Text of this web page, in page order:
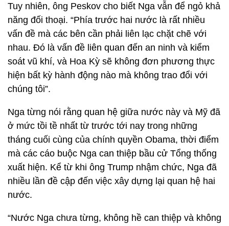
Tuy nhiên, ông Peskov cho biết Nga vẫn để ngỏ khả
năng đối thoại. “Phía trước hai nước là rất nhiều
vấn đề mà các bên cần phải liên lạc chặt chẽ với
nhau. Đó là vấn đề liên quan đến an ninh và kiểm
soát vũ khí, và Hoa Kỳ sẽ không đơn phương thực
hiện bất kỳ hành động nào mà không trao đổi với
chúng tôi”.
Nga từng nói rằng quan hệ giữa nước này và Mỹ đã
ở mức tồi tề nhất từ trước tới nay trong những
tháng cuối cùng của chính quyền Obama, thời điểm
mà các cáo buộc Nga can thiệp bầu cử Tổng thống
xuất hiện. Kể từ khi ông Trump nhậm chức, Nga đã
nhiều lần đề cập đến việc xây dựng lại quan hệ hai
nước.
“Nước Nga chưa từng, không hề can thiệp và không